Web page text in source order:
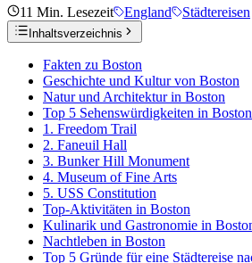
11 Min. Lesezeit England Städtereisen
Inhaltsverzeichnis
Fakten zu Boston
Geschichte und Kultur von Boston
Natur und Architektur in Boston
Top 5 Sehenswürdigkeiten in Boston
1. Freedom Trail
2. Faneuil Hall
3. Bunker Hill Monument
4. Museum of Fine Arts
5. USS Constitution
Top-Aktivitäten in Boston
Kulinarik und Gastronomie in
Nachtleben in Boston
Top 5 Gründe für eine Städtereise